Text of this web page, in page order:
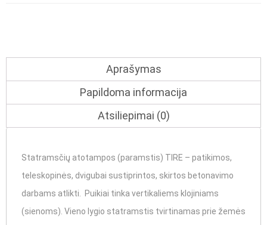
Aprašymas
Papildoma informacija
Atsiliepimai (0)
Statramsčių atotampos (paramstis) TIRE – patikimos,
teleskopinės, dvigubai sustiprintos, skirtos betonavimo
darbams atlikti. Puikiai tinka vertikaliems klojiniams
(sienoms). Vieno lygio statramstis tvirtinamas prie žemės